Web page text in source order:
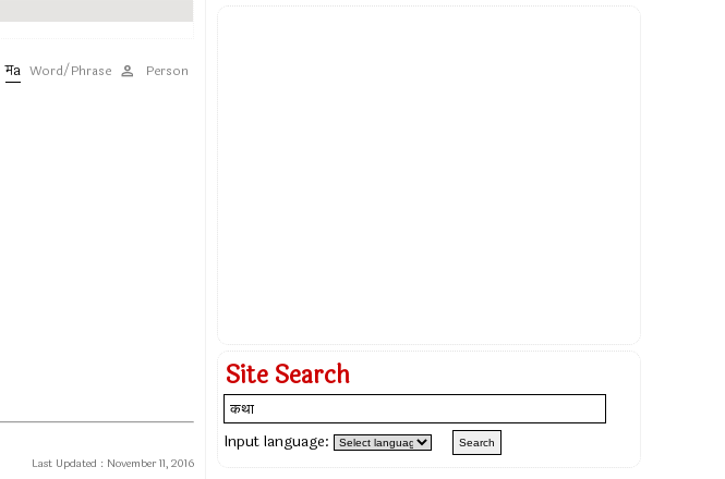
Word/Phrase Person
Last Updated : November 11, 2016
Site Search
Input language: